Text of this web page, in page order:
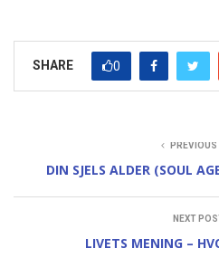
SHARE 0
PREVIOUS
DIN SJELS ALDER (SOUL
NEXT
LIVETS MENING –